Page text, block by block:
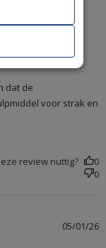
van Home
dat de
voor strak en
review nuttig?
0
0
05/01/26